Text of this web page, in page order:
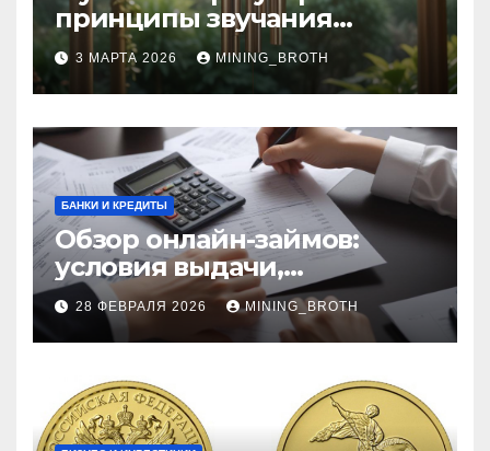
принципы звучания
колокольчиков
3 МАРТА 2026 MINING_BROTH
БАНКИ И КРЕДИТЫ
Обзор онлайн-займов:
условия выдачи,
процентные ставки и
требования к заемщикам
28 ФЕВРАЛЯ 2026 MINING_BROTH